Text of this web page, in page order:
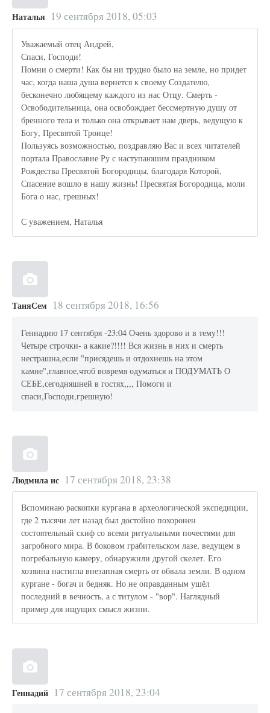
Наталья 19 сентября 2018, 05:03
Уважаемый отец Андрей,
Спаси, Господи!
Помни о смерти! Как бы ни трудно было на земле, но придет
час, когда наша душа вернется к своему Создателю,
бесконечно любящему каждого из нас Отцу. Смерть -
Освободительница, она освобождает бессмертную душу от
бренного тела и только она открывает нам дверь, ведущую к
Богу, Пресвятой Троице!
Пользуясь возможностью, поздравляю Вас и всех читателей
портала Православие Ру с наступаюшим праздником
Рождества Пресвятой Богородицы, благодаря Которой,
Спасение вошло в нашу жизнь! Пресвятая Богородица, моли
Бога о нас, грешных!
С уважением, Наталья
ТаняСем 18 сентября 2018, 16:56
Геннадию 17 сентября -23:04 Очень здорово и в тему!!!
Четыре строчки- а какие?!!!! Вся жизнь в них и смерть
нестрашна,если "присядешь и отдохнешь на этом
камне",главное,чтоб вовремя одуматься и ПОДУМАТЬ О
СЕБЕ,сегодняшней в гостях,,,, Помоги и
спаси,Господи,грешную!
Людмила ис 17 сентября 2018, 23:38
Вспоминаю раскопки кургана в археологической экспедиции,
где 2 тысячи лет назад был достойно похоронен
состоятельный скиф со всеми ритуальными почестями для
загробного мира. В боковом грабительском лазе, ведущем в
погребальную камеру, обнаружили другой скелет. Его
хозяина настигла внезапная смерть от обвала земли. В одном
кургане - богач и бедняк. Но не оправданным ушёл
последний в вечность, а с титулом - "вор". Наглядный
пример для ищущих смысл жизни.
Геннадий 17 сентября 2018, 23:04